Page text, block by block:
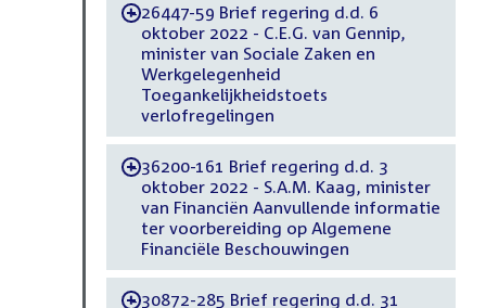
-26447-59 Brief regering d.d. 6
oktober 2022 - C.E.G. van Gennip,
minister van Sociale Zaken en
Werkgelegenheid
Toegankelijkheidstoets
verlofregelingen
-36200-161 Brief regering d.d. 3
oktober 2022 - S.A.M. Kaag, minister
van Financiën Aanvullende informatie
ter voorbereiding op Algemene
Financiële Beschouwingen
-30872-285 Brief regering d.d. 31